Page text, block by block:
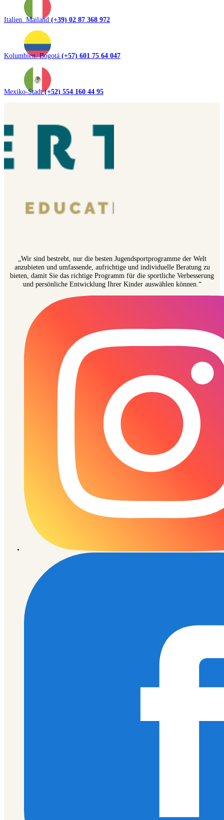
Italien. Mailand (+39) 02 87 368 972
Kolumbien. Bogotá (+57) 601 75 64 047
Mexiko-Stadt(+52) 554 160 44 95
„Wir sind bestrebt, nur die besten Jugendsportprogramme der Welt
anzubieten und umfassende, aufrichtige und individuelle Beratung zu
bieten, damit Sie das richtige Programm für die sportliche Verbesserung
und persönliche Entwicklung Ihrer Kinder auswählen können.“